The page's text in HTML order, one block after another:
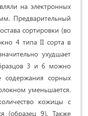
на электронных
Предварительный
сортировки (во
4 типа II сорта в
ухудшает
3 и 6 можно
содержания сорных
уменьшается.
кожицы с
(образец 9). Также